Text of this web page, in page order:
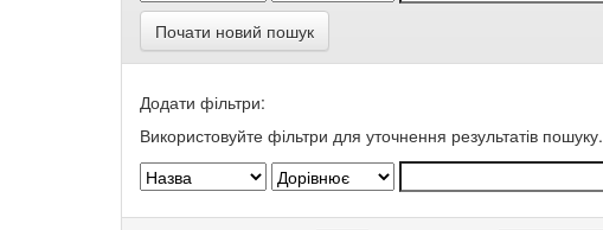
Почати новий пошук
Додати фільтри:
Використовуйте фільтри для уточнення результатів пошуку.